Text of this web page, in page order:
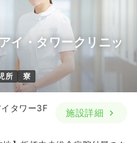
詳細を見る
イ・タワークリニッ
所 寮
タワー3F
施設詳細